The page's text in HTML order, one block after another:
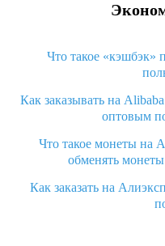
Что такое «кэшбэк»
Как заказывать на
оптовым
Что такое монеты на
обменять
Как заказать на
Что значит статус